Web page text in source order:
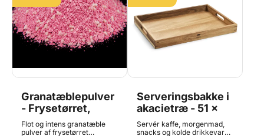
Granatæblepulver
- Frysetørret,
500g
Flot og intens granatæble
pulver af frysetørret
Serveringsbakke i
akacietræ - 51 x
35 cm, HOLM
Servér kaffe, morgenmad,
snacks og kolde drikkevarer